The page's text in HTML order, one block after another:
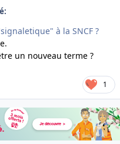
à la SNCF ?
un nouveau terme ?
1